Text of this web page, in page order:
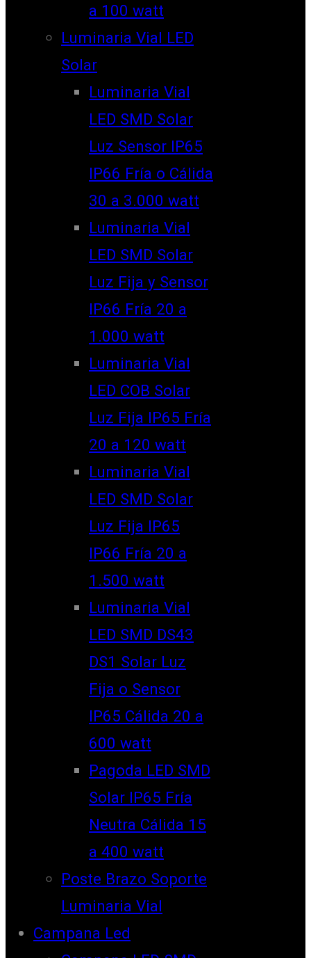
a 100 watt
Luminaria Vial LED
Solar
Luminaria Vial
LED SMD Solar
Luz Sensor IP65
IP66 Fría o Cálida
30 a 3.000 watt
Luminaria Vial
LED SMD Solar
Luz Fija y Sensor
IP66 Fría 20 a
1.000 watt
Luminaria Vial
LED COB Solar
Luz Fija IP65 Fría
20 a 120 watt
Luminaria Vial
LED SMD Solar
Luz Fija IP65
IP66 Fría 20 a
1.500 watt
Luminaria Vial
LED SMD DS43
DS1 Solar Luz
Fija o Sensor
IP65 Cálida 20 a
600 watt
Pagoda LED SMD
Solar IP65 Fría
Neutra Cálida 15
a 400 watt
Poste Brazo Soporte
Luminaria Vial
Campana Led